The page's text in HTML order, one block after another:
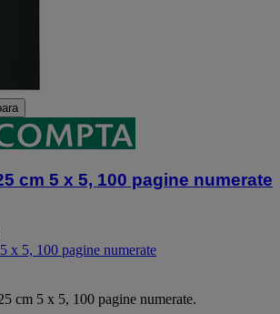
cm 5 x 5, 100 pagine numerate
x 5, 100 pagine numerate
cm 5 x 5, 100 pagine numerate.